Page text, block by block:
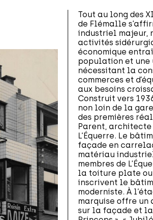
Tout au long des
de Flémalle
industriel majeur,
activités
économique
population et une
nécessitant la
commerces et
aux besoins
Construit vers
non loin de la
des premières
Parent,
L’Équerre. Le
façade en
matériau
membres de
la toiture plate
inscrivent le
moderniste. À
marquise offre un
sur la façade et la